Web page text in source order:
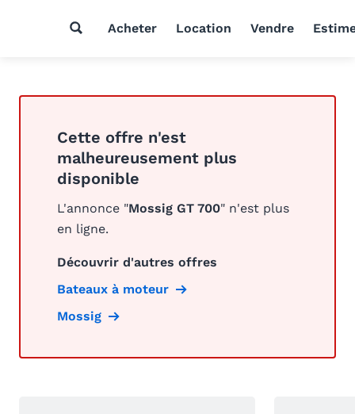
Acheter Location Vendre
Cette offre n'est
malheureusement plus
disponible
L'annonce "Mossig GT 700" n'est plus
en ligne.
Découvrir d'autres offres
Bateaux à moteur
Mossig